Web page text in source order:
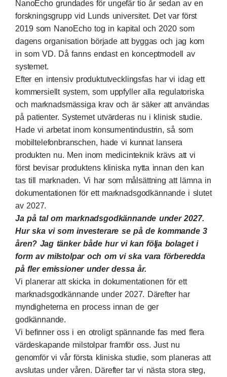
NanoEcho grundades för ungefär tio år sedan av en
forskningsgrupp vid Lunds universitet. Det var först
2019 som NanoEcho tog in kapital och 2020 som
dagens organisation började att byggas och jag kom
in som VD. Då fanns endast en konceptmodell av
systemet.
Efter en intensiv produktutvecklingsfas har vi idag ett
kommersiellt system, som uppfyller alla regulatoriska
och marknadsmässiga krav och är säker att användas
på patienter. Systemet utvärderas nu i klinisk studie.
Hade vi arbetat inom konsumentindustrin, så som
mobiltelefonbranschen, hade vi kunnat lansera
produkten nu. Men inom medicinteknik krävs att vi
först bevisar produktens kliniska nytta innan den kan
tas till marknaden. Vi har som målsättning att lämna in
dokumentationen för ett marknadsgodkännande i slutet
av 2027.
Ja på tal om marknadsgodkännande under 2027.
Hur ska vi som investerare se på de kommande 3
åren? Jag tänker både hur vi kan följa bolaget i
form av milstolpar och om vi ska vara förberedda
på fler emissioner under dessa år.
Vi planerar att skicka in dokumentationen för ett
marknadsgodkännande under 2027. Därefter har
myndigheterna en process innan de ger
godkännande.
Vi befinner oss i en otroligt spännande fas med flera
värdeskapande milstolpar framför oss. Just nu
genomför vi vår första kliniska studie, som planeras att
avslutas under våren. Därefter tar vi nästa stora steg,